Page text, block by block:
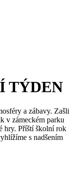
TÝDEN
a zábavy. Zašli
v zámeckém parku
hry. Příští školní rok
s nadšením